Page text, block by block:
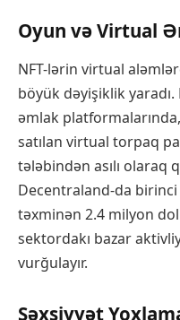
Oyun və Virtual
NFT-lərin virtual
böyük dəyişiklik
əmlak
satılan virtual torpaq
tələbindən asılı olaraq
Decentraland-da
təxminən 2.4 milyon
sektordakı bazar
vurğulayır.
Şəxsiyyət